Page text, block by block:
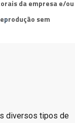
da empresa e/ou
produção sem
diversos tipos de